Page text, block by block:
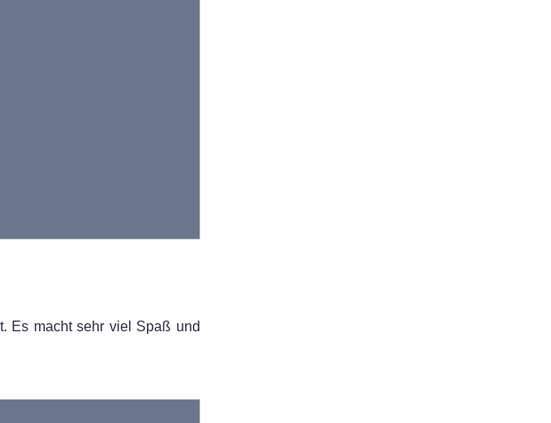
Es macht sehr viel Spaß und